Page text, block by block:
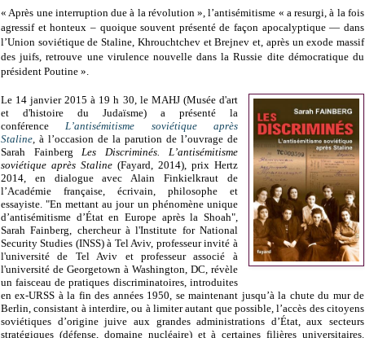
« Après une interruption due à la révolution », l’antisémitisme « a resurgi, à la fois
agressif et honteux – quoique souvent présenté de façon apocalyptique — dans
l’Union soviétique de Staline, Khrouchtchev et Brejnev et, après un exode massif
des juifs, retrouve une virulence nouvelle dans la Russie dite démocratique du
président Poutine ».
Le 14 janvier 2015 à 19 h 30, le MAHJ (Musée d'art
et d'histoire du Judaïsme) a présenté la
conférenceL’antisémitisme soviétique après
Staline, àl’occasion de la parution de l’ouvrage de
Sarah FainbergLes Discriminés. L’antisémitisme
soviétique après Staline(Fayard, 2014), prix Hertz
2014, en dialogue avec Alain Finkielkraut de
l’Académie française, écrivain, philosophe et
essayiste. "En mettant au jour un phénomène unique
d’antisémitisme d’État en Europe après la Shoah",
Sarah Fainberg, chercheur à l'Institute for National
Security Studies (INSS) à Tel Aviv, professeur invité à
l'université de Tel Aviv et professeur associé à
l'université de Georgetown à Washington, DC,révèle
un faisceau de pratiques discriminatoires, introduites
en ex-URSS à la fin des années 1950, se maintenant jusqu’à la chute du mur de
Berlin, consistant à interdire, ou à limiter autant que possible, l’accès des citoyens
soviétiques d’origine juive aux grandes administrations d’État, aux secteurs
stratégiques (défense, domaine nucléaire) et à certaines filières universitaires.